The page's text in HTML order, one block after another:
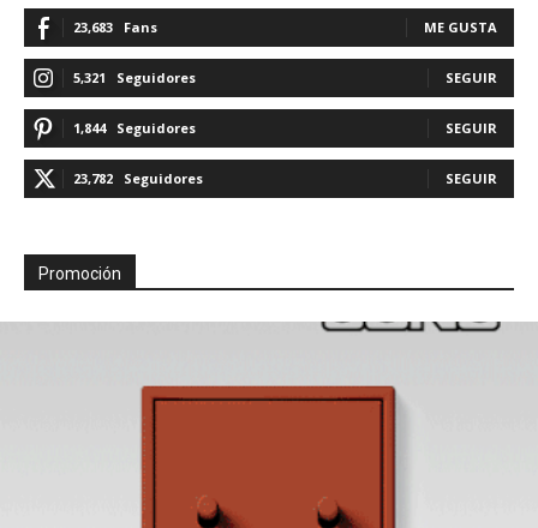
23,683 Fans ME GUSTA
5,321 Seguidores SEGUIR
1,844 Seguidores SEGUIR
23,782 Seguidores SEGUIR
Promoción